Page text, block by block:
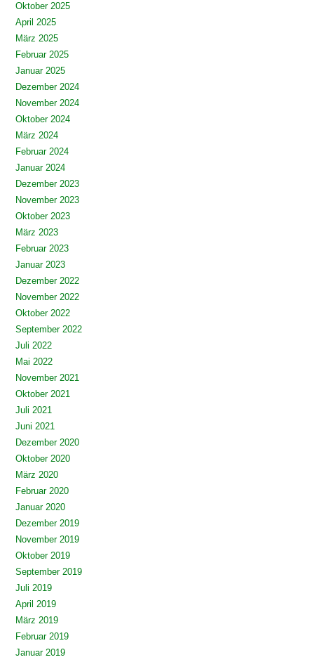
Oktober 2025
April 2025
März 2025
Februar 2025
Januar 2025
Dezember 2024
November 2024
Oktober 2024
März 2024
Februar 2024
Januar 2024
Dezember 2023
November 2023
Oktober 2023
März 2023
Februar 2023
Januar 2023
Dezember 2022
November 2022
Oktober 2022
September 2022
Juli 2022
Mai 2022
November 2021
Oktober 2021
Juli 2021
Juni 2021
Dezember 2020
Oktober 2020
März 2020
Februar 2020
Januar 2020
Dezember 2019
November 2019
Oktober 2019
September 2019
Juli 2019
April 2019
März 2019
Februar 2019
Januar 2019